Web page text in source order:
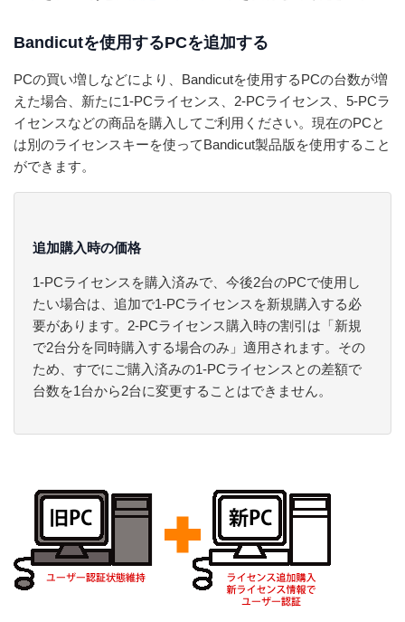
Bandicutを使用するPCを追加する
PCの買い増しなどにより、Bandicutを使用するPCの台数が増
えた場合、新たに1-PCライセンス、2-PCライセンス、5-PCラ
イセンスなどの商品を購入してご利用ください。現在のPCと
は別のライセンスキーを使ってBandicut製品版を使用すること
ができます。
追加購入時の価格
1-PCライセンスを購入済みで、今後2台のPCで使用し
たい場合は、追加で1-PCライセンスを新規購入する必
要があります。2-PCライセンス購入時の割引は「新規
で2台分を同時購入する場合のみ」適用されます。その
ため、すでにご購入済みの1-PCライセンスとの差額で
台数を1台から2台に変更することはできません。